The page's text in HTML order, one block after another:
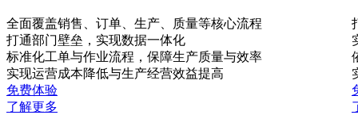
全面覆盖销售、订单、生产、质量等核心流程
打通部门壁垒，实现数据一体化
标准化工单与作业流程，保障生产质量与效率
实现运营成本降低与生产经营效益提高
免费体验
了解更多